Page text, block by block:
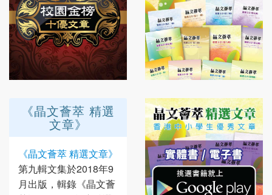
《晶文薈萃 精選
文章》
《晶文薈萃 精選文章》
第九輯文集於2018年9
月出版，輯錄《晶文薈